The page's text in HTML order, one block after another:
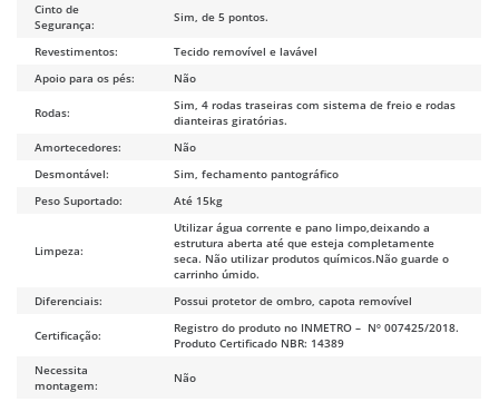
Cinto de
Segurança:
Sim, de 5 pontos.
Revestimentos:
Tecido removível e lavável
Apoio para os pés:
Não
Rodas:
Sim, 4 rodas traseiras com sistema de freio e rodas
dianteiras giratórias.
Amortecedores:
Não
Desmontável:
Sim, fechamento pantográfico
Peso Suportado:
Até 15kg
Limpeza:
Utilizar água corrente e pano limpo,deixando a
estrutura aberta até que esteja completamente
seca. Não utilizar produtos químicos.Não guarde o
carrinho úmido.
Diferenciais:
Possui protetor de ombro, capota removível
Certificação:
Registro do produto no INMETRO – Nº 007425/2018.
Produto Certificado NBR: 14389
Necessita
montagem:
Não